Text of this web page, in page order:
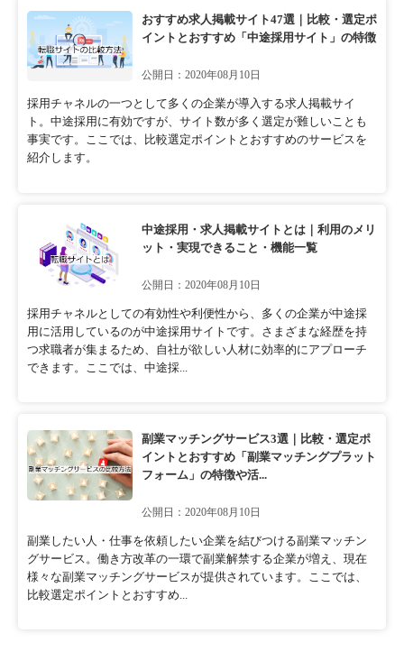
おすすめ求人掲載サイト47選｜比較・選定ポ
イントとおすすめ「中途採用サイト」の特徴
公開日：2020年08月10日
採用チャネルの一つとして多くの企業が導入する求人掲載サイ
ト。中途採用に有効ですが、サイト数が多く選定が難しいことも
事実です。ここでは、比較選定ポイントとおすすめのサービスを
紹介します。
中途採用・求人掲載サイトとは｜利用のメリ
ット・実現できること・機能一覧
公開日：2020年08月10日
採用チャネルとしての有効性や利便性から、多くの企業が中途採
用に活用しているのが中途採用サイトです。さまざまな経歴を持
つ求職者が集まるため、自社が欲しい人材に効率的にアプローチ
できます。ここでは、中途採...
副業マッチングサービス3選｜比較・選定ポ
イントとおすすめ「副業マッチングプラット
フォーム」の特徴や活...
公開日：2020年08月10日
副業したい人・仕事を依頼したい企業を結びつける副業マッチン
グサービス。働き方改革の一環で副業解禁する企業が増え、現在
様々な副業マッチングサービスが提供されています。ここでは、
比較選定ポイントとおすすめ...